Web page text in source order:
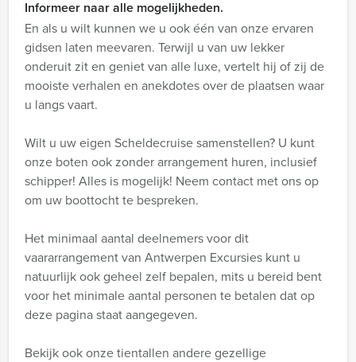
Informeer naar alle mogelijkheden.
En als u wilt kunnen we u ook één van onze ervaren
gidsen laten meevaren. Terwijl u van uw lekker
onderuit zit en geniet van alle luxe, vertelt hij of zij de
mooiste verhalen en anekdotes over de plaatsen waar
u langs vaart.
Wilt u uw eigen Scheldecruise samenstellen? U kunt
onze boten ook zonder arrangement huren, inclusief
schipper! Alles is mogelijk! Neem contact met ons op
om uw boottocht te bespreken.
Het minimaal aantal deelnemers voor dit
vaararrangement van Antwerpen Excursies kunt u
natuurlijk ook geheel zelf bepalen, mits u bereid bent
voor het minimale aantal personen te betalen dat op
deze pagina staat aangegeven.
Bekijk ook onze tientallen andere gezellige